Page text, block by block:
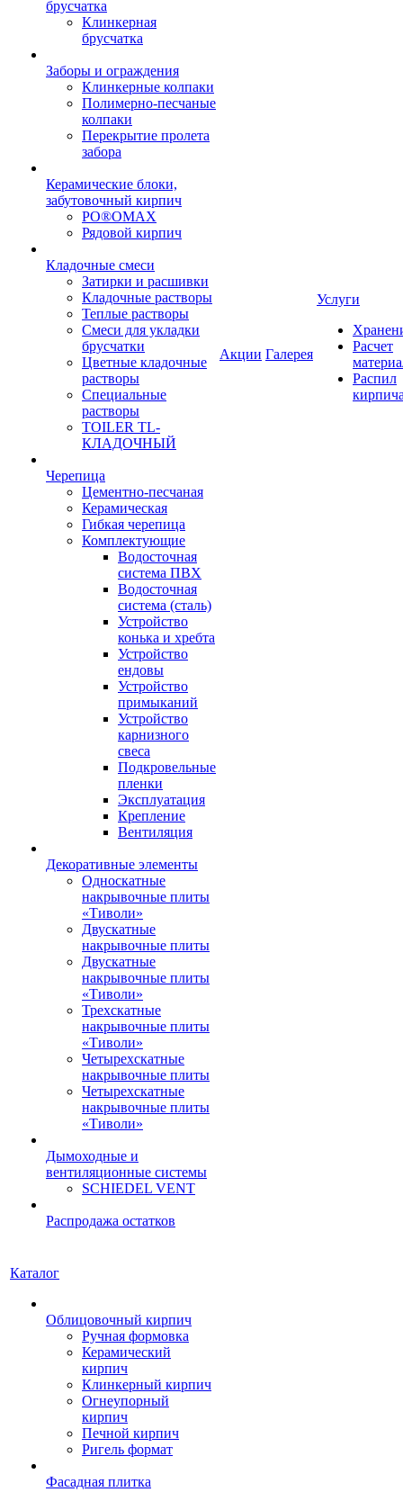
брусчатка
Клинкерная
брусчатка
Заборы и ограждения
Клинкерные колпаки
Полимерно-песчаные
колпаки
Перекрытие пролета
забора
Керамические блоки,
забутовочный кирпич
PO®OMAX
Рядовой кирпич
Кладочные смеси
Затирки и расшивки
Кладочные растворы
Теплые растворы
Смеси для укладки
брусчатки
Цветные кладочные
растворы
Специальные
растворы
TOILER TL-
КЛАДОЧНЫЙ
Черепица
Цементно-песчаная
Керамическая
Гибкая черепица
Комплектующие
Водосточная
система ПВХ
Водосточная
система (сталь)
Устройство
конька и хребта
Устройство
ендовы
Устройство
примыканий
Устройство
карнизного
свеса
Подкровельные
пленки
Эксплуатация
Крепление
Вентиляция
Декоративные элементы
Односкатные
накрывочные плиты
«Тиволи»
Двускатные
накрывочные плиты
Двускатные
накрывочные плиты
«Тиволи»
Трехскатные
накрывочные плиты
«Тиволи»
Четырехскатные
накрывочные плиты
Четырехскатные
накрывочные плиты
«Тиволи»
Дымоходные и
вентиляционные системы
SCHIEDEL VENT
Распродажа остатков
Акции Галерея
Услуги
Расчет
Распил
Каталог
Облицовочный кирпич
Ручная формовка
Керамический
кирпич
Клинкерный кирпич
Огнеупорный
кирпич
Печной кирпич
Ригель формат
Фасадная плитка